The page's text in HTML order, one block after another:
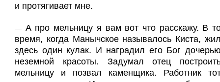
и протягивает мне.
— А про мельницу я вам вот что расскажу. В
время, когда Манычское называлось Киста,
здесь один кулак. И наградил его Бог
неземной красоты. Задумал отец
мельницу и позвал каменщика. Работник